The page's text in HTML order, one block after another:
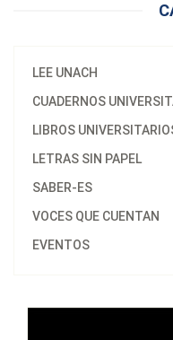
LEE UNACH
CUADERNOS
LIBROS
LETRAS SIN PAPEL
SABER-ES
VOCES QUE CUENTAN
EVENTOS